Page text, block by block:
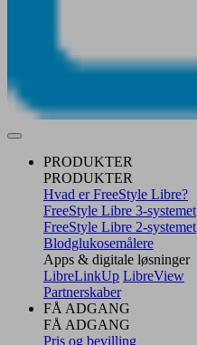
PRODUKTER
PRODUKTER
Hvad er FreeStyle Libre?
FreeStyle Libre 3-systemet
FreeStyle Libre 2-systemet
Blodglukosemålere
Apps & digitale løsninger
LibreLinkUp LibreView
Partnerskaber
FÅ ADGANG
FÅ ADGANG
Pris og bevilling